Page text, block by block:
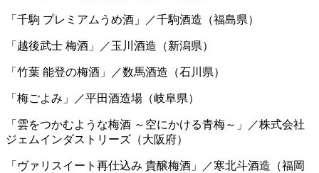
「千駒 プレミアムうめ酒」／千駒酒造（福島県）
「越後武士 梅酒」／玉川酒造（新潟県）
「竹葉 能登の梅酒」／数馬酒造（石川県）
「梅ごよみ」／平田酒造場（岐阜県）
「雲をつかむような梅酒 ～空にかける青梅～」／株式会社
ジェムインダストリーズ（大阪府）
「ヴァリスイート再仕込み 貴醸梅酒」／寒北斗酒造（福岡